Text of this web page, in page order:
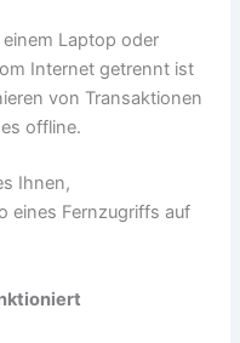
Laptop oder
Internet getrennt ist
von Transaktionen
offline.
Ihnen,
eines Fernzugriffs auf